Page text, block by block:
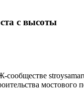
с высоты
мостового